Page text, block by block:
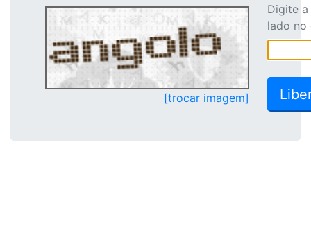
[trocar imagem]
Digite
lado no